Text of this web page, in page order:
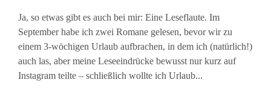
Ja, so etwas gibt es auch bei mir: Eine Leseflaute. Im
September habe ich zwei Romane gelesen, bevor wir zu
einem 3-wöchigen Urlaub aufbrachen, in dem ich (natürlich!)
auch las, aber meine Leseeindrücke bewusst nur kurz auf
Instagram teilte – schließlich wollte ich Urlaub...